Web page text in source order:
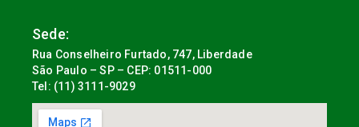
Sede:
Rua Conselheiro Furtado, 747, Liberdade
São Paulo – SP – CEP: 01511-000
Tel: (11) 3111-9029